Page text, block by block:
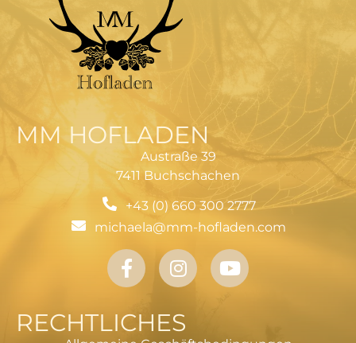
MM HOFLADEN
Austraße 39
7411 Buchschachen
+43 (0) 660 300 2777
michaela@mm-hofladen.com
RECHTLICHES